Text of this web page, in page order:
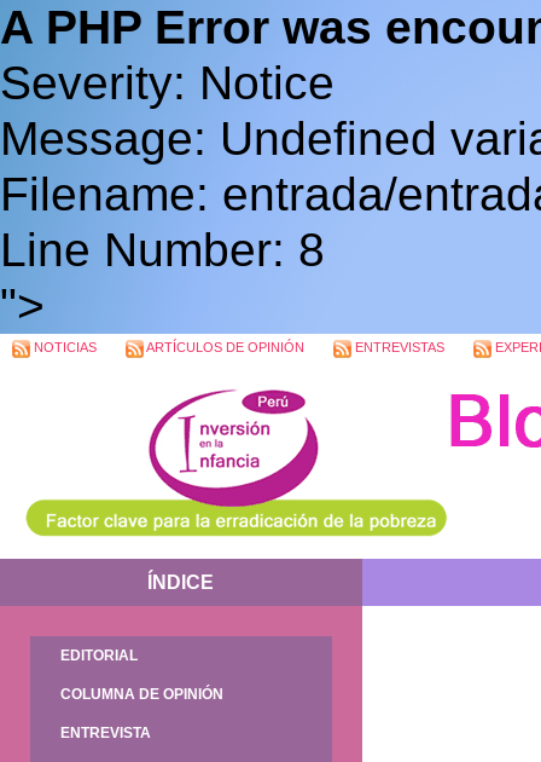
A PHP Error was
Severity: Notice
Message: Undefined
Filename: entrada/
Line Number: 8
">
NOTICIAS ARTÍCULOS DE OPINIÓN ENTREVISTAS
ÍNDICE
EDITORIAL
COLUMNA DE OPINIÓN
ENTREVISTA